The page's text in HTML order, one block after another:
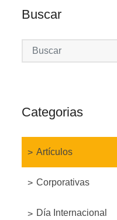
Buscar
Categorias
Artículos
Corporativas
Día Internacional